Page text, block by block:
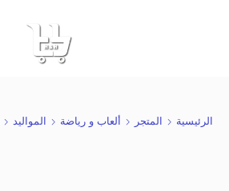
الرئيسية المتجر ألعاب و رياضة المواليد